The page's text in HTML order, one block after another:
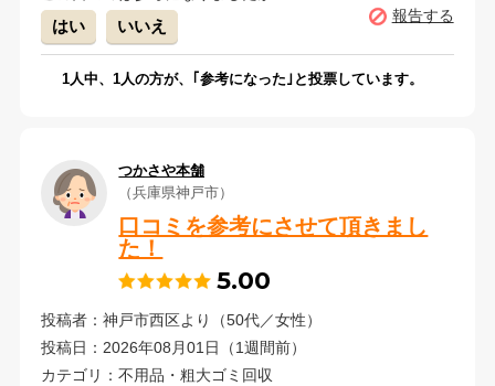
はい いいえ
報告する
1 人中、1 人の方が、｢参考になった｣と投票しています。
つかさや本舗
（兵庫県神戸市）
口コミを参考にさせて頂きまし
た！
5.00
投稿者：神戸市西区より（50代／女性）
投稿日：2026年08月01日（1週間前）
カテゴリ：不用品・粗大ゴミ回収